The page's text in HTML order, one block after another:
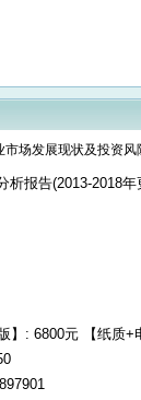
市场发展现状及投资
析报告(2013-2018年
】: 6800元 【纸质+